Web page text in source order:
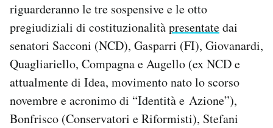
riguarderanno le tre sospensive e le otto
pregiudiziali di costituzionalitàpresentatedai
senatori Sacconi (NCD), Gasparri (FI), Giovanardi,
Quagliariello, Compagna e Augello (ex NCD e
attualmente di Idea, movimento nato lo scorso
novembre e acronimo di “Identità e Azione”),
Bonfrisco (Conservatori e Riformisti), Stefani